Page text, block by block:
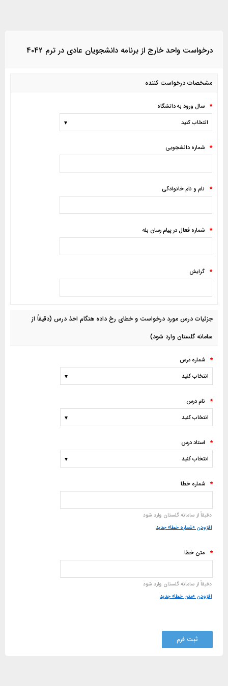
درخواست واحد خارج از برنامه دانشجويان عادي در ترم 4042
مشخصات درخواست كننده
* سال ورود به دانشگاه
* شماره دانشجويي
* نام و نام خانوادگي
* شماره فعال در پيام رسان بله
* گرايش
جزئيات درس مورد درخواست و خطاي رخ داده هنگام اخذ درس (دقیقاً از
سامانه گلستان وارد شود)
* شماره درس
* نام درس
* استاد درس
* شماره خطا
دقیقاً از سامانه گلستان وارد شود
افزودن «شماره خطا» جدید
* متن خطا
دقیقاً از سامانه گلستان وارد شود
افزودن «متن خطا» جدید
ثبت فرم